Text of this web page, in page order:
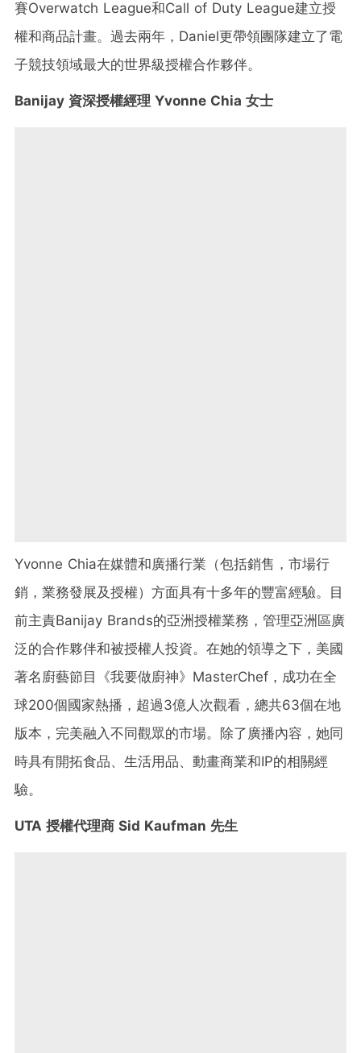
賽Overwatch League和Call of Duty League建立授
權和商品計畫。過去兩年，Daniel更帶領團隊建立了電
子競技領域最大的世界級授權合作夥伴。
Banijay 資深授權經理 Yvonne Chia 女士
Yvonne Chia在媒體和廣播行業（包括銷售，市場行
銷，業務發展及授權）方面具有十多年的豐富經驗。目
前主責Banijay Brands的亞洲授權業務，管理亞洲區廣
泛的合作夥伴和被授權人投資。在她的領導之下，美國
著名廚藝節目 《我要做廚神》 MasterChef，成功在全
球200個國家熱播，超過3億人次觀看，總共63個在地
版本，完美融入不同觀眾的市場。除了廣播內容，她同
時具有開拓食品、生活用品、動畫商業和IP的相關經
驗。
UTA 授權代理商 Sid Kaufman 先生